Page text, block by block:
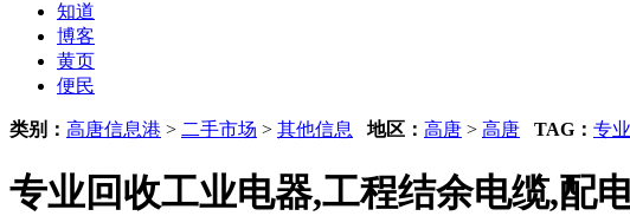
知道
博客
黄页
便民
类别： 高唐信息港 > 二手市场 > 其他信息 地区： 高唐 > 高唐 TAG： 专业
专业回收工业电器,工程结余电缆,配